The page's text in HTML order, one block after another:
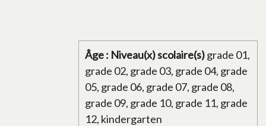
Âge : Niveau(x) scolaire(s)grade 01,
grade 02, grade 03, grade 04, grade
05, grade 06, grade 07, grade 08,
grade 09, grade 10, grade 11, grade
12, kindergarten